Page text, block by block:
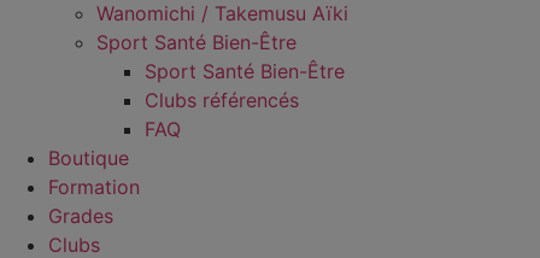
Wanomichi / Takemusu Aïki
Sport Santé Bien-Être
Sport Santé Bien-Être
Clubs référencés
FAQ
Boutique
Formation
Grades
Clubs